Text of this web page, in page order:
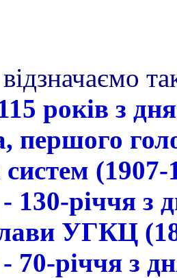
років з
першого
(1907-
130-річчя з
УГКЦ
70-річчя з